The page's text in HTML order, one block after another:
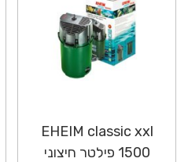
EHEIM classic xxl
1500 פילטר חיצוני